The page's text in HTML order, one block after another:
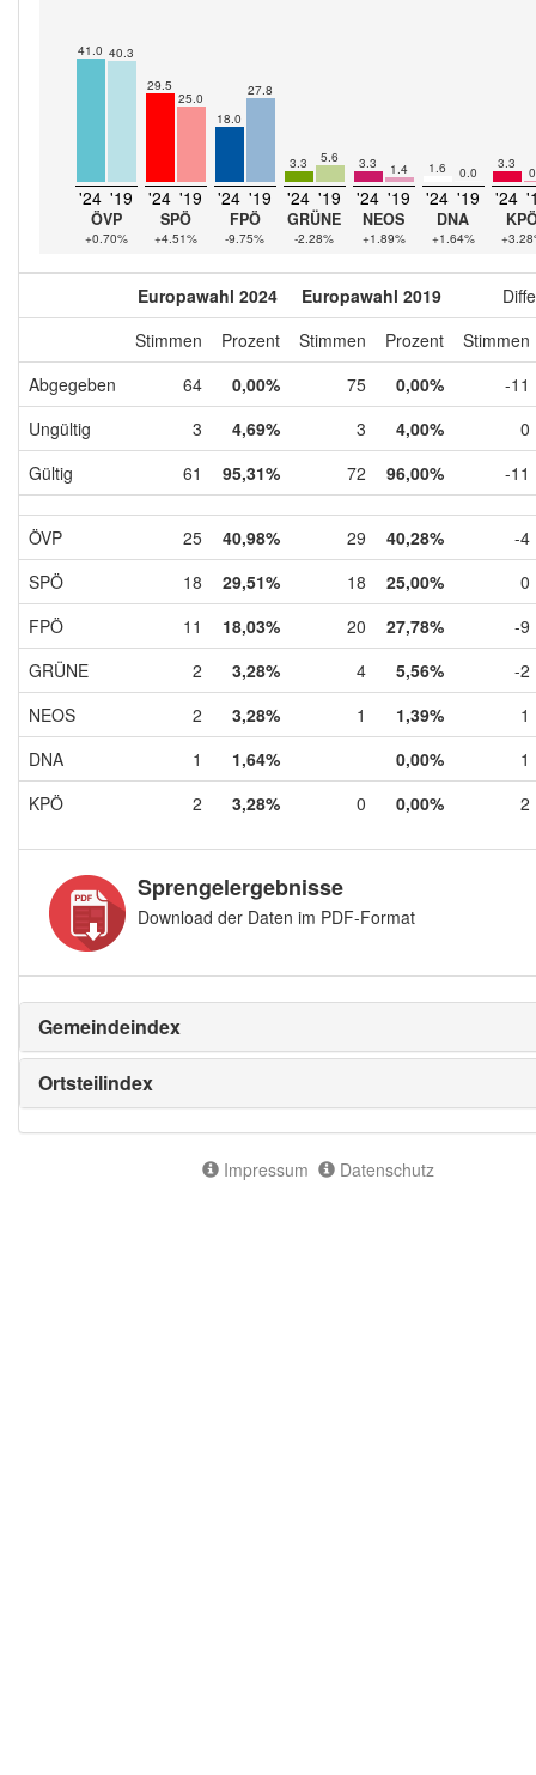
41.0 40.3
'24 '19
ÖVP
+0.70%
29.5
25.0
'24 '19
SPÖ
+4.51%
18.0
27.8
'24 '19
FPÖ
-9.75%
3.3 5.6
'24 '19
GRÜNE
-2.28%
3.3 1.4
'24 '19
NEOS
+1.89%
1.6 0.0
'24 '19
DNA
+1.64%
3.3
'24
Europawahl 2024 Europawahl 2019
Stimmen
Prozent Stimmen Prozent
Stimmen
Abgegeben
64 0,00% 75 0,00%
-11
Ungültig
3 4,69% 3 4,00%
0
Gültig
61 95,31% 72 96,00% -11
ÖVP 25 40,98% 29 40,28%
-4
SPÖ
18 29,51% 18 25,00%
0
FPÖ
11 18,03% 20 27,78%
-9
GRÜNE
2 3,28% 4 5,56%
-2
NEOS
2 3,28% 1 1,39%
1
DNA
1 1,64% 0,00%
1
KPÖ
2 3,28% 0 0,00% 2
Sprengelergebnisse
Download der Daten im PDF-Format
Gemeindeindex
Ortsteilindex
Impressum Datenschutz